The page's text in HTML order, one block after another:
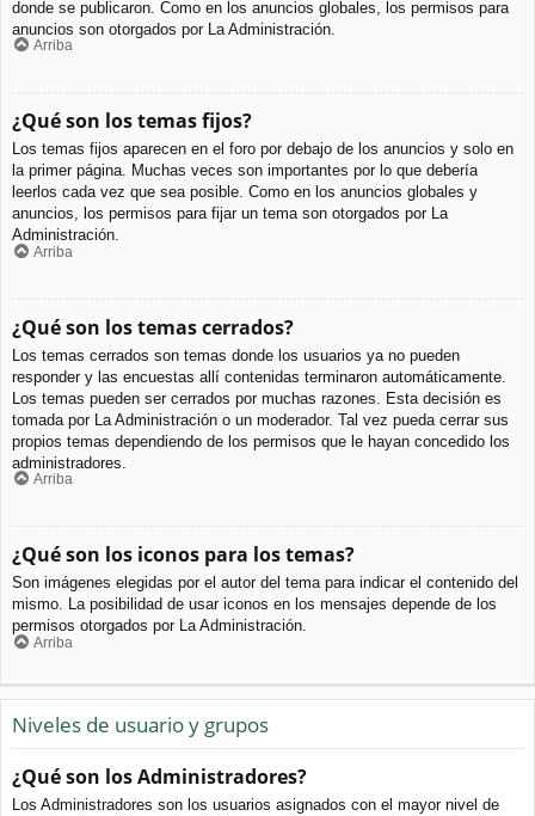
donde se publicaron. Como en los anuncios globales, los permisos para
anuncios son otorgados por La Administración.
Arriba
¿Qué son los temas fijos?
Los temas fijos aparecen en el foro por debajo de los anuncios y solo en
la primer página. Muchas veces son importantes por lo que debería
leerlos cada vez que sea posible. Como en los anuncios globales y
anuncios, los permisos para fijar un tema son otorgados por La
Administración.
Arriba
¿Qué son los temas cerrados?
Los temas cerrados son temas donde los usuarios ya no pueden
responder y las encuestas allí contenidas terminaron automáticamente.
Los temas pueden ser cerrados por muchas razones. Esta decisión es
tomada por La Administración o un moderador. Tal vez pueda cerrar sus
propios temas dependiendo de los permisos que le hayan concedido los
administradores.
Arriba
¿Qué son los iconos para los temas?
Son imágenes elegidas por el autor del tema para indicar el contenido del
mismo. La posibilidad de usar iconos en los mensajes depende de los
permisos otorgados por La Administración.
Arriba
Niveles de usuario y grupos
¿Qué son los Administradores?
Los Administradores son los usuarios asignados con el mayor nivel de